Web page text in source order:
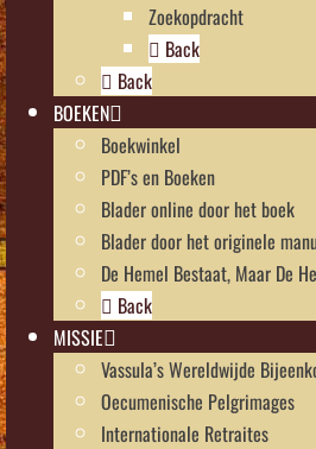
Zoekopdracht
Back
Back
BOEKEN
Boekwinkel
PDF’s en Boeken
Blader online door het boek
Blader door het originele
De Hemel Bestaat, Maar De
Back
MISSIE
Vassula’s Wereldwijde
Oecumenische Pelgrimages
Internationale Retraites